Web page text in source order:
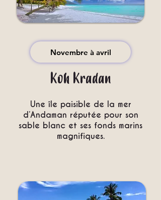
Novembre à avril
Koh Kradan
Une île paisible de la mer
d’Andaman réputée pour son
sable blanc et ses fonds marins
magnifiques.